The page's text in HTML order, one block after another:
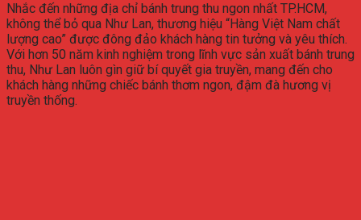
Nhắc đến những địa chỉ bánh trung thu ngon nhất TP.HCM,
không thể bỏ qua Như Lan, thương hiệu “Hàng Việt Nam chất
lượng cao” được đông đảo khách hàng tin tưởng và yêu thích.
Với hơn 50 năm kinh nghiệm trong lĩnh vực sản xuất bánh trung
thu, Như Lan luôn gìn giữ bí quyết gia truyền, mang đến cho
khách hàng những chiếc bánh thơm ngon, đậm đà hương vị
truyền thống.